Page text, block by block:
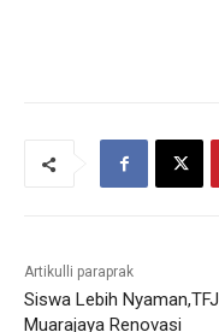
Artikulli paraprak
Siswa Lebih Nyaman,TFJ
Muarajaya Renovasi